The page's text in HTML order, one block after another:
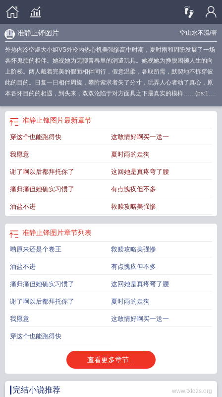
空山水不流/著
准静止锋图片
外热内冷空虚大小姐VS外冷内热心机美强惨高中时期，夏时雨和周盼发展了一场
各怀鬼胎的相伴。她视她为无聊青春里的消遣玩具。她视她为挣脱困顿人生的向
上阶梯。两人戴着完美的假面相伴同行，假意温柔，各取所需，默契地不拆穿彼
此的目的。日复一日相伴周旋，攀附索求者失了分寸，玩弄人心者动了真心，原
本各怀目的的相遇，到头来，双双沦陷于对方面具之下最真实的模样……(ps:1.夏
管；周一开始只把夏当百宝箱，后来改观，最后沦陷在夏的“温柔乡”里。2.慢热成
长文，时间跨度从高中到工作，主角思想、性格会慢慢成熟、转变)
原因天山准静止锋江淮准静止锋 准静止锋示意图 准静止锋的天气特征
准静止锋
准静止锋过境前后天气变化准静止锋有哪些
准静止锋准静止锋图片准静止锋是什么意思
准静止锋图片最新章节
穿这个也能跑得快 这敢情好啊买一送一
我愿意 夏时雨的走狗
谢了啊以后都拜托你了 这回她是真疼弯了腰
痛归痛但她确实习惯了 有点愧疚但不多
油盐不进 救赎攻略美强惨
准静止锋图片章节列表
哟原来还是个卷王 救赎攻略美强惨
油盐不进 有点愧疚但不多
痛归痛但她确实习惯了 这回她是真疼弯了腰
谢了啊以后都拜托你了 夏时雨的走狗
我愿意 这敢情好啊买一送一
穿这个也能跑得快
查看更多章节...
完结小说推荐 www.txtdzs.org